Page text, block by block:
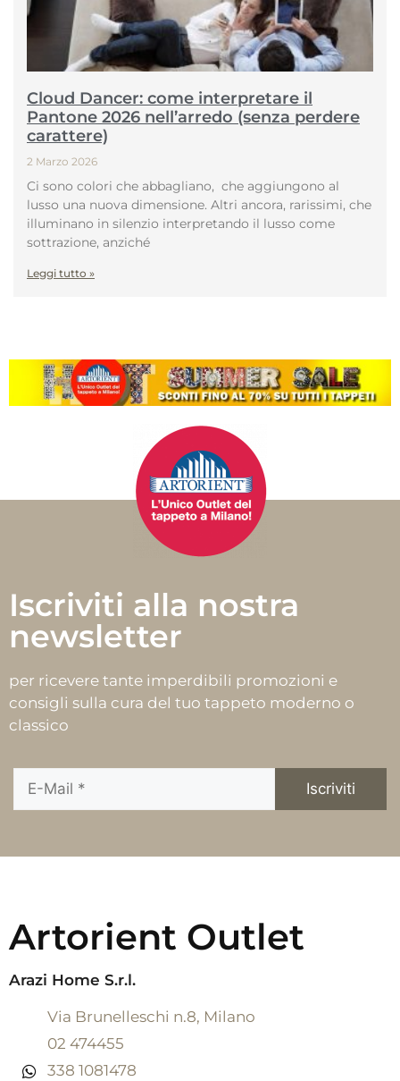
Cloud Dancer: come interpretare il
Pantone 2026 nell’arredo (senza perdere
carattere)
2 Marzo 2026
Ci sono colori che abbagliano, che aggiungono al
lusso una nuova dimensione. Altri ancora, rarissimi, che
illuminano in silenzio interpretando il lusso come
sottrazione, anziché
Leggi tutto »
Iscriviti alla nostra
newsletter
per ricevere tante imperdibili promozioni e
consigli sulla cura del tuo tappeto moderno o
classico
Artorient Outlet
Arazi Home S.r.l.
Via Brunelleschi n.8, Milano
02 474455
338 1081478